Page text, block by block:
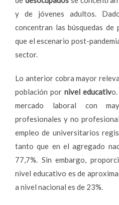
y de jóvenes adultos.
concentran las búsquedas de
que el escenario post-
sector.
Lo anterior cobra mayor
población por nivel educativ
mercado laboral con
profesionales y no
empleo de universitarios
tanto que en el agregado
77,7%. Sin embargo,
nivel educativo es de
a nivel nacional es de 23%.